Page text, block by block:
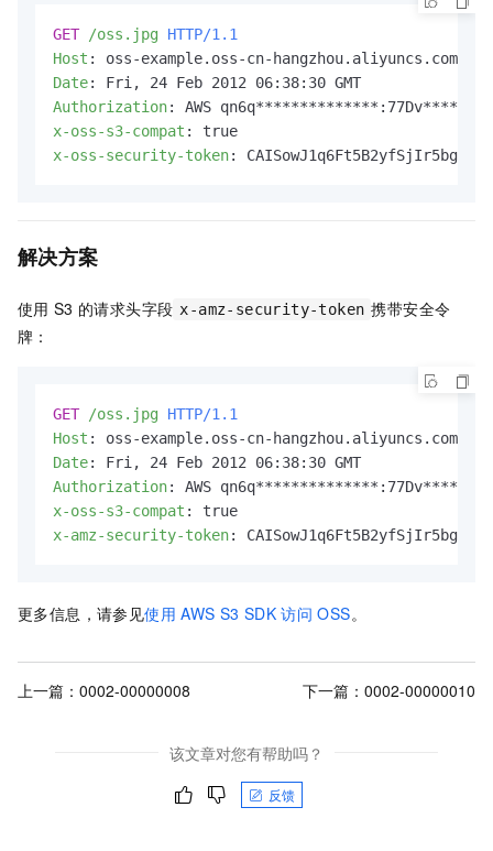
GET /oss.jpg
HTTP/1.1
Host :
Date:
Authorization:
x-oss-s3-compat :
x-oss-security-token:
解决方案
使用 S3 的请求头字段 x-amz-security-token 携带安全令
牌：
GET /oss.jpg
HTTP/1.1
Host :
Date:
Authorization:
x-oss-s3-compat :
x-amz-security-token:
更多信息，请参见使用 AWS S3 SDK 访问 OSS。
上一篇： 0002-00000008 下一篇： 0002-00000010
该文章对您有帮助吗？
反馈